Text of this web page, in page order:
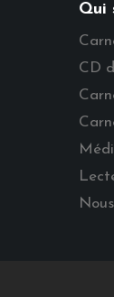
Qui
CD